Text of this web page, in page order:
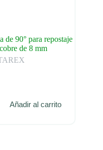
de 90° para repostaje
de 8 mm
Añadir al carrito